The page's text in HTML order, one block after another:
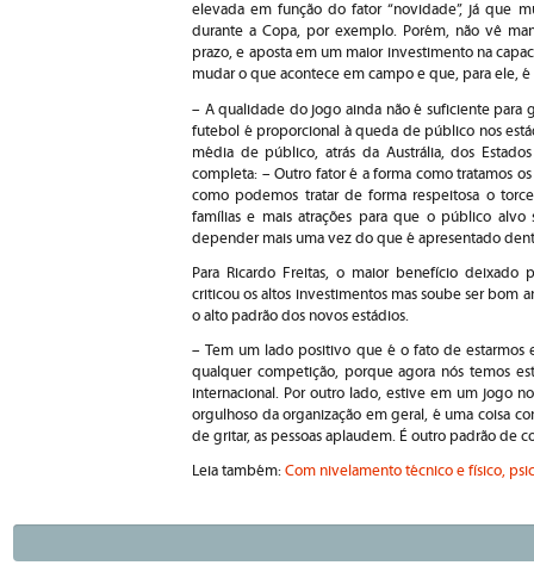
elevada em função do fator “novidade”, já que
durante a Copa, por exemplo. Porém, não vê
prazo, e aposta em um maior investimento na
mudar o que acontece em campo e que, para ele,
– A qualidade do jogo ainda não é suficiente para
futebol é proporcional à queda de público nos
média de público, atrás da Austrália, dos
completa: – Outro fator é a forma como tratamos
como podemos tratar de forma respeitosa o
famílias e mais atrações para que o público
depender mais uma vez do que é apresentado
Para Ricardo Freitas, o maior benefício
criticou os altos investimentos mas soube ser bom
o alto padrão dos novos estádios.
– Tem um lado positivo que é o fato de
qualquer competição, porque agora nós temos
internacional. Por outro lado, estive em um jogo
orgulhoso da organização em geral, é uma coisa
de gritar, as pessoas aplaudem. É outro padrão de
Leia também: Com nivelamento técnico e físico,